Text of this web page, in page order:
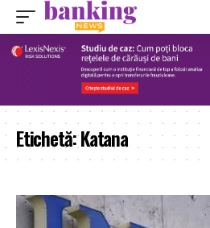
Etichetă:Katana